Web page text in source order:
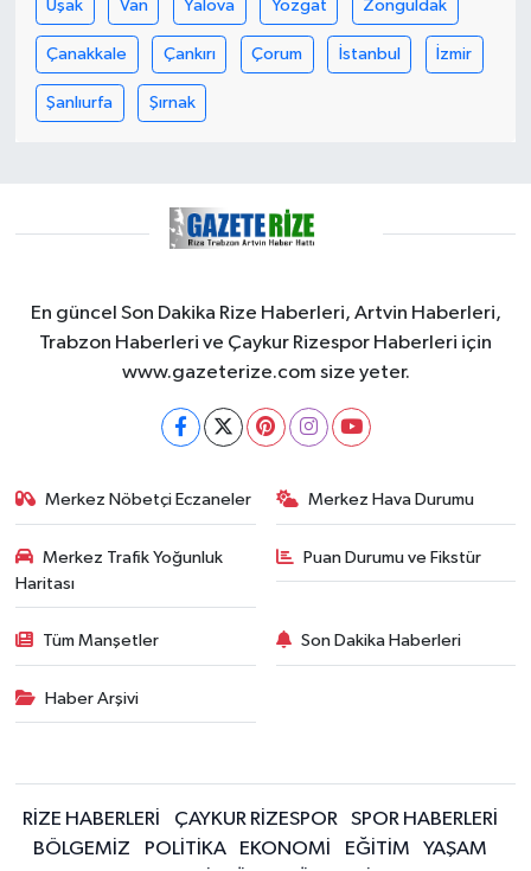
Uşak Van Yalova Yozgat Zonguldak
Çanakkale Çankırı Çorum İstanbul İzmir
Şanlıurfa Şırnak
En güncel Son Dakika Rize Haberleri, Artvin Haberleri,
Trabzon Haberleri ve Çaykur Rizespor Haberleri için
www.gazeterize.com size yeter.
Merkez Nöbetçi Eczaneler Merkez Hava Durumu
Merkez Trafik Yoğunluk
Haritası
Puan Durumu ve Fikstür
Tüm Manşetler Son Dakika Haberleri
Haber Arşivi
RİZE HABERLERİ ÇAYKUR RİZESPOR
SPOR HABERLERİ
BÖLGEMİZ
POLİTİKA EKONOMİ EĞİTİM
YAŞAM
Sağlık
SİYASET
TEKNOLOJİ